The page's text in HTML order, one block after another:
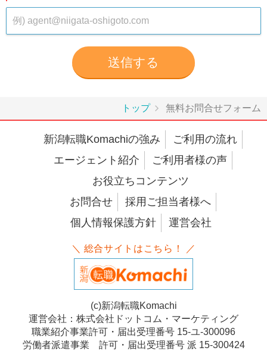
送信する
トップ 無料お問合せフォーム
新潟転職Komachiの強み
ご利用の流れ
エージェント紹介
ご利用者様の声
お役立ちコンテンツ
お問合せ
採用ご担当者様へ
個人情報保護方針
運営会社
＼ 総合サイトはこちら！ ／
(c)新潟転職Komachi
運営会社：株式会社ドットコム・マーケティング
職業紹介事業許可・届出受理番号 15-ユ-300096
労働者派遣事業 許可・届出受理番号 派 15-300424